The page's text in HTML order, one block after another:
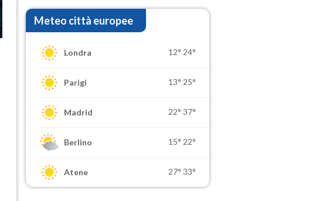
Meteo città europee
Londra 12° 24°
Parigi 13° 25°
Madrid 22° 37°
Berlino 15° 22°
Atene 27° 33°